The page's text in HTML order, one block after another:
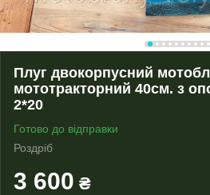
Плуг двокорпусний
мототракторний 40см. з
2*20
Готово до відправки
Роздріб
3 600 ₴